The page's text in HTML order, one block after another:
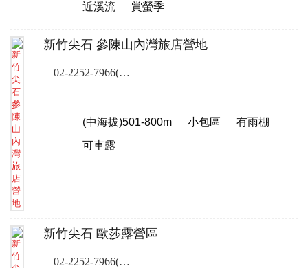
近溪流
賞螢季
新竹尖石 參陳山內灣旅店營地
02-2252-7966(露營樂訂位專線)
(中海拔)501-800m 小包區
有雨棚
可車露
新竹尖石 歐莎露營區
02-2252-7966(露營樂訂位專線)